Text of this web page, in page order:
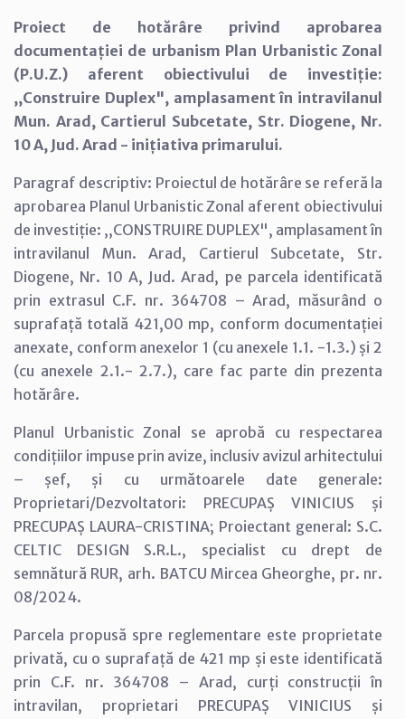
Proiect de hotărâre privind aprobarea
documentației de urbanism Plan Urbanistic Zonal
(P.U.Z.) aferent obiectivului de investiție:
,,Construire Duplex", amplasament în intravilanul
Mun. Arad, Cartierul Subcetate, Str. Diogene, Nr.
10 A, Jud. Arad - inițiativa primarului.
Paragraf descriptiv: Proiectul de hotărâre se referă la
aprobarea Planul Urbanistic Zonal aferent obiectivului
de investiție: ,,CONSTRUIRE DUPLEX", amplasament în
intravilanul Mun. Arad, Cartierul Subcetate, Str.
Diogene, Nr. 10 A, Jud. Arad, pe parcela identificată
prin extrasul C.F. nr. 364708 – Arad, măsurând o
suprafață totală 421,00 mp, conform documentației
anexate, conform anexelor 1 (cu anexele 1.1. -1.3.) și 2
(cu anexele 2.1.- 2.7.), care fac parte din prezenta
hotărâre.
Planul Urbanistic Zonal se aprobă cu respectarea
condițiilor impuse prin avize, inclusiv avizul arhitectului
– șef, și cu următoarele date generale:
Proprietari/Dezvoltatori: PRECUPAȘ VINICIUS și
PRECUPAȘ LAURA-CRISTINA; Proiectant general: S.C.
CELTIC DESIGN S.R.L., specialist cu drept de
semnătură RUR, arh. BATCU Mircea Gheorghe, pr. nr.
08/2024.
Parcela propusă spre reglementare este proprietate
privată, cu o suprafață de 421 mp și este identificată
prin C.F. nr. 364708 – Arad, curți construcții în
intravilan, proprietari PRECUPAȘ VINICIUS și